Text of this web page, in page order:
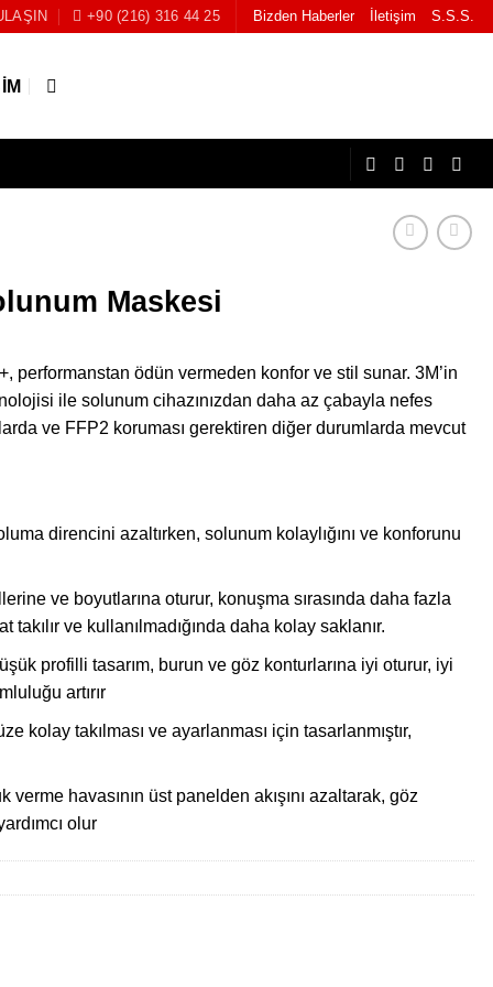
+90 (216) 316 44 25 Bizden Haberler İletişim S.S.S.
Maskesi
ödün vermeden konfor ve stil sunar. 3M’in
ile solunum cihazınızdan daha az çabayla nefes
ve FFP2 koruması gerektiren diğer durumlarda mevcut
direncini azaltırken, solunum kolaylığını ve konforunu
ve boyutlarına oturur, konuşma sırasında daha fazla
ve kullanılmadığında daha kolay saklanır.
profilli tasarım, burun ve göz konturlarına iyi oturur, iyi
artırır
kolay takılması ve ayarlanması için tasarlanmıştır,
havasının üst panelden akışını azaltarak, göz
olur